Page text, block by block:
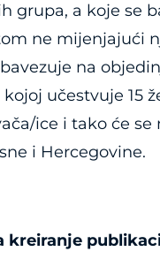
grupa, a koje se
ne mijenjajući
na
učestvuje 15
ice i tako će
i Hercegovine.